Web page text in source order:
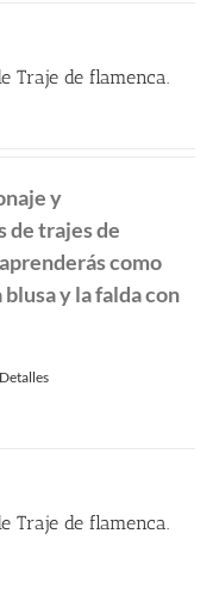
Traje de flamenca.
y
detrajes de
como
y la falda con
Detalles
Traje de flamenca.